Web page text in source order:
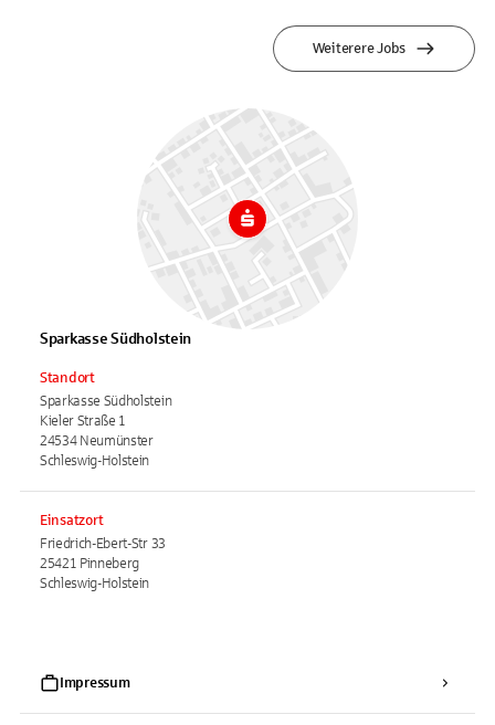
Weiterere Jobs
Sparkasse Südholstein
Standort
Sparkasse Südholstein
Kieler Straße 1
24534 Neumünster
Schleswig-Holstein
Einsatzort
Friedrich-Ebert-Str 33
25421 Pinneberg
Schleswig-Holstein
Impressum